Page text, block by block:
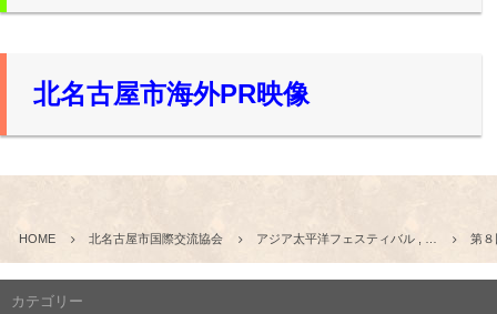
北名古屋市海外PR映像
HOME 北名古屋市国際交流協会 アジア太平洋フェスティバル , … 第８
カテゴリー